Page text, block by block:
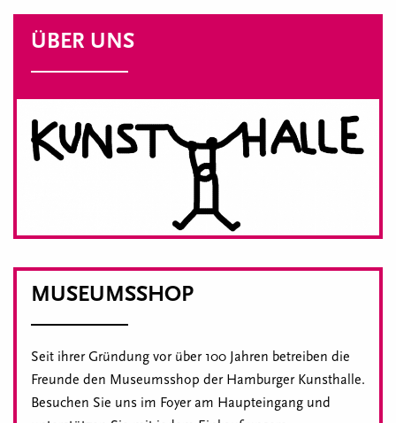
ÜBER UNS
MUSEUMSSHOP
Seit ihrer Gründung vor über 100 Jahren betreiben die
Freunde den Museumsshop der Hamburger Kunsthalle.
Besuchen Sie uns im Foyer am Haupteingang und